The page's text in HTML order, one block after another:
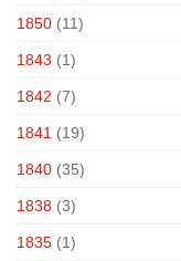
1850 (11)
1843 (1)
1842 (7)
1841 (19)
1840 (35)
1838 (3)
1835 (1)